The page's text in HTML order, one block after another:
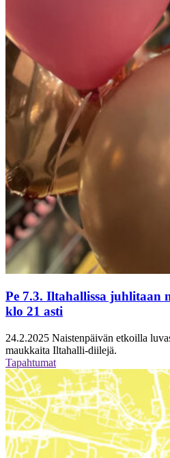
Pe 7.3. Iltahallissa juhlitaan
klo 21 asti
24.2.2025 Naistenpäivän etkoilla
maukkaita Iltahalli-diilejä.
Tapahtumat